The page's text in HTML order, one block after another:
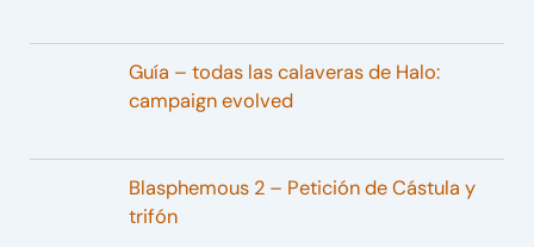
Guía – todas las calaveras de Halo:
campaign evolved
Blasphemous 2 – Petición de Cástula y
trifón